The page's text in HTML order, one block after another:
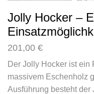
Jolly Hocker –
201,00 €
Der Jolly Hocker ist ein
massivem Eschenholz
Ausführung besteht